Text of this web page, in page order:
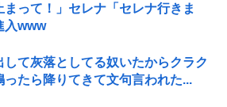
まって！」セレナ「セレナ行きま
入www
て灰落としてる奴いたからクラク
ったら降りてきて文句言われた...